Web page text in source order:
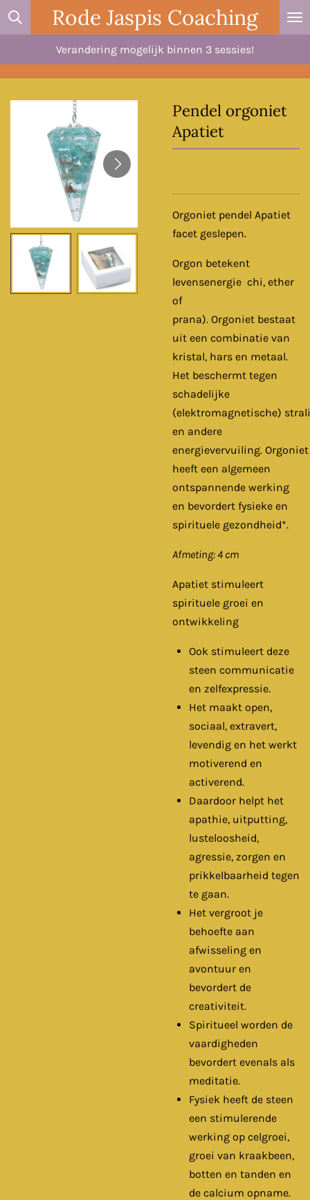
Ga
direct
Rode Jaspis Coaching
Verandering mogelijk binnen 3 sessies!
Pendel orgoniet
Apatiet
Orgoniet pendel Apatiet
facet geslepen.
Orgon betekent
levensenergie chi, ether
of
prana). Orgoniet bestaat
uit een combinatie van
kristal, hars en metaal.
Het beschermt tegen
schadelijke
(elektromagnetische)
en andere
energievervuiling. Orgoniet
heeft een algemeen
ontspannende werking
en bevordert fysieke en
spirituele gezondheid*.
Afmeting: 4 cm
Apatiet stimuleert
spirituele groei en
ontwikkeling
Ook stimuleert deze
steen communicatie
en zelfexpressie.
Het maakt open,
sociaal, extravert,
levendig en het werkt
motiverend en
activerend.
Daardoor helpt het
apathie, uitputting,
lusteloosheid,
agressie, zorgen en
prikkelbaarheid tegen
te gaan.
Het vergroot je
behoefte aan
afwisseling en
avontuur en
bevordert de
creativiteit.
Spiritueel worden de
vaardigheden
bevordert evenals als
meditatie.
Fysiek heeft de steen
een stimulerende
werking op celgroei,
groei van kraakbeen,
botten en tanden en
de calcium opname.